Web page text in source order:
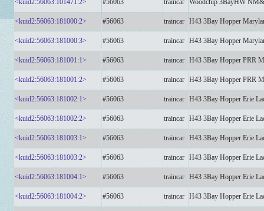
<kuid2:56063:101471:2> #56063 traincar Woodchip 3BayHW
<kuid2:56063:181000:2> #56063 traincar H43 3Bay Hopper
<kuid2:56063:181000:3> #56063 traincar H43 3Bay Hopper
<kuid2:56063:181001:1> #56063 traincar H43 3Bay Hopper PRR
<kuid2:56063:181001:2> #56063 traincar H43 3Bay Hopper PRR
<kuid2:56063:181002:1> #56063 traincar H43 3Bay Hopper Erie
<kuid2:56063:181002:2> #56063 traincar H43 3Bay Hopper Erie
<kuid2:56063:181003:1> #56063 traincar H43 3Bay Hopper Erie
<kuid2:56063:181003:2> #56063 traincar H43 3Bay Hopper Erie
<kuid2:56063:181004:1> #56063 traincar H43 3Bay Hopper Erie
<kuid2:56063:181004:2> #56063 traincar H43 3Bay Hopper Erie